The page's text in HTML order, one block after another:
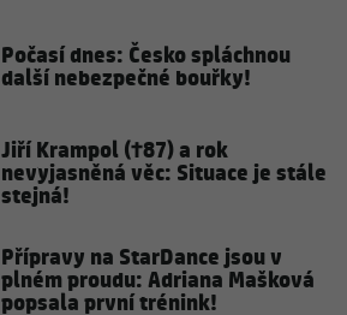
Počasí dnes: Česko spláchnou
další nebezpečné bouřky!
Jiří Krampol (†87) a rok
nevyjasněná věc: Situace je stále
stejná!
Přípravy na StarDance jsou v
plném proudu: Adriana Mašková
popsala první trénink!